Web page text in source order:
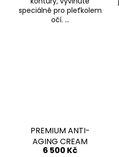
speciálně pro pleťkolem
očí. ...
PREMIUM ANTI-
AGING CREAM
6 500 Kč